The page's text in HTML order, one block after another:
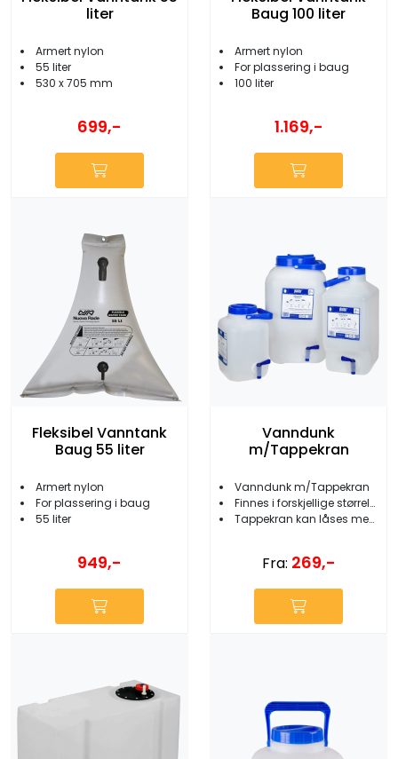
liter
Armert nylon
55 liter
530 x 705 mm
699,-
Baug 100 liter
Armert nylon
For plassering i baug
100 liter
1.169,-
Fleksibel Vanntank
Baug 55 liter
Armert nylon
For plassering i baug
55 liter
949,-
Vanndunk
m/Tappekran
Vanndunk m/Tappekran
Finnes i forskjellige størrelser
Tappekran kan låses med låsemutter
Fra: 269,-